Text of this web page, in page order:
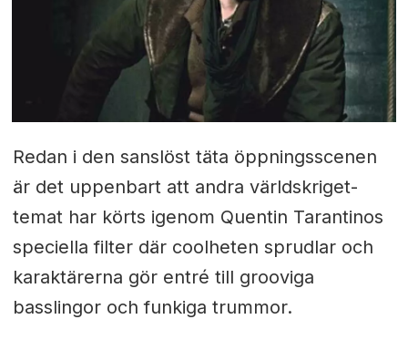
Redan i den sanslöst täta öppningsscenen
är det uppenbart att andra världskriget-
temat har körts igenom Quentin Tarantinos
speciella filter där coolheten sprudlar och
karaktärerna gör entré till grooviga
basslingor och funkiga trummor.